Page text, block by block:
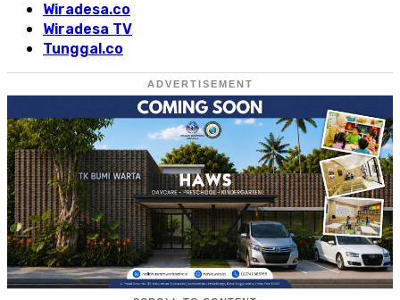
Wiradesa.co
Wiradesa TV
Tunggal.co
ADVERTISEMENT